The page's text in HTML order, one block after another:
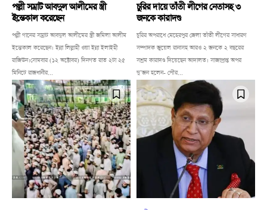
পল্লী সম্রাট আবদুল আলীমের স্ত্রী
ইন্তেকাল করেছেন
পল্লী গানের সম্রাট আবদুল আলীমের স্ত্রী জমিলা আলীম
ইন্তেকাল করেছেন। ইন্না লিল্লাহী ওয়া ইন্না ইলাইহী
রাজিউন।সোমবার (১২ অক্টোবর) দিনগত রাত ২টা ২৫
মিনিটে রাজধানীর...
চুরির দায়ে তাঁতী লীগের নেতাসহ ৩
জনকে কারাদণ্ড
চুরির অপরাধে মেহেরপুর জেলা তাঁতী লীগের সাধারণ
সম্পাদক জুয়েল রানাসহ আরও ২ জনকে ২ বছরের
সশ্রম কারাদণ্ড দিয়েছেন আদালত। সাজাপ্রাপ্ত অপর
দু’জন হলেন- পৌর...